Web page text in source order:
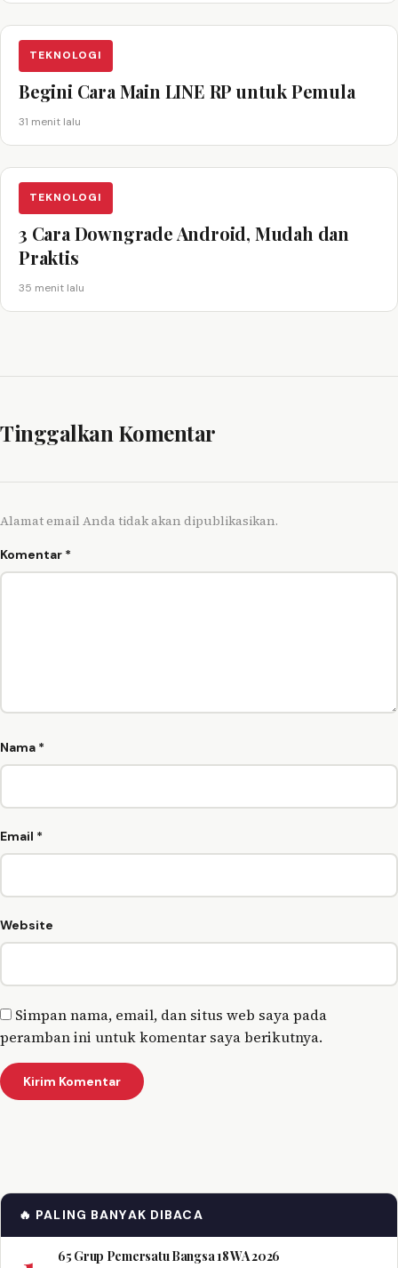
TEKNOLOGI
Begini Cara Main LINE RP untuk Pemula
31 menit lalu
TEKNOLOGI
3 Cara Downgrade Android, Mudah dan
Praktis
35 menit lalu
Tinggalkan Komentar
Alamat email Anda tidak akan dipublikasikan.
Komentar *
Nama *
Email *
Website
Simpan nama, email, dan situs web saya pada
peramban ini untuk komentar saya berikutnya.
🔥 PALING BANYAK DIBACA
65 Grup Pemersatu Bangsa 18 WA 2026